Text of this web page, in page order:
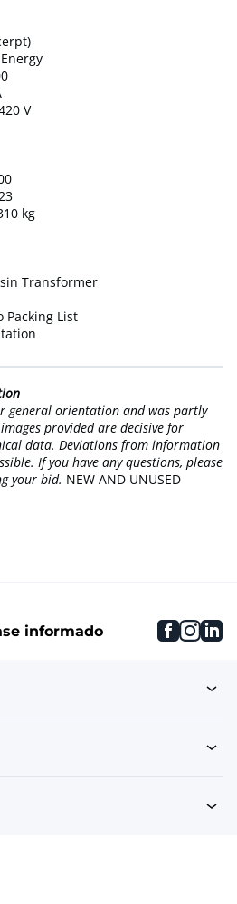
V
kg
Transformer
Packing List
general orientation and was partly
provided are decisive for
data. Deviations from information
If you have any questions, please
your bid. NEW AND UNUSED
informado